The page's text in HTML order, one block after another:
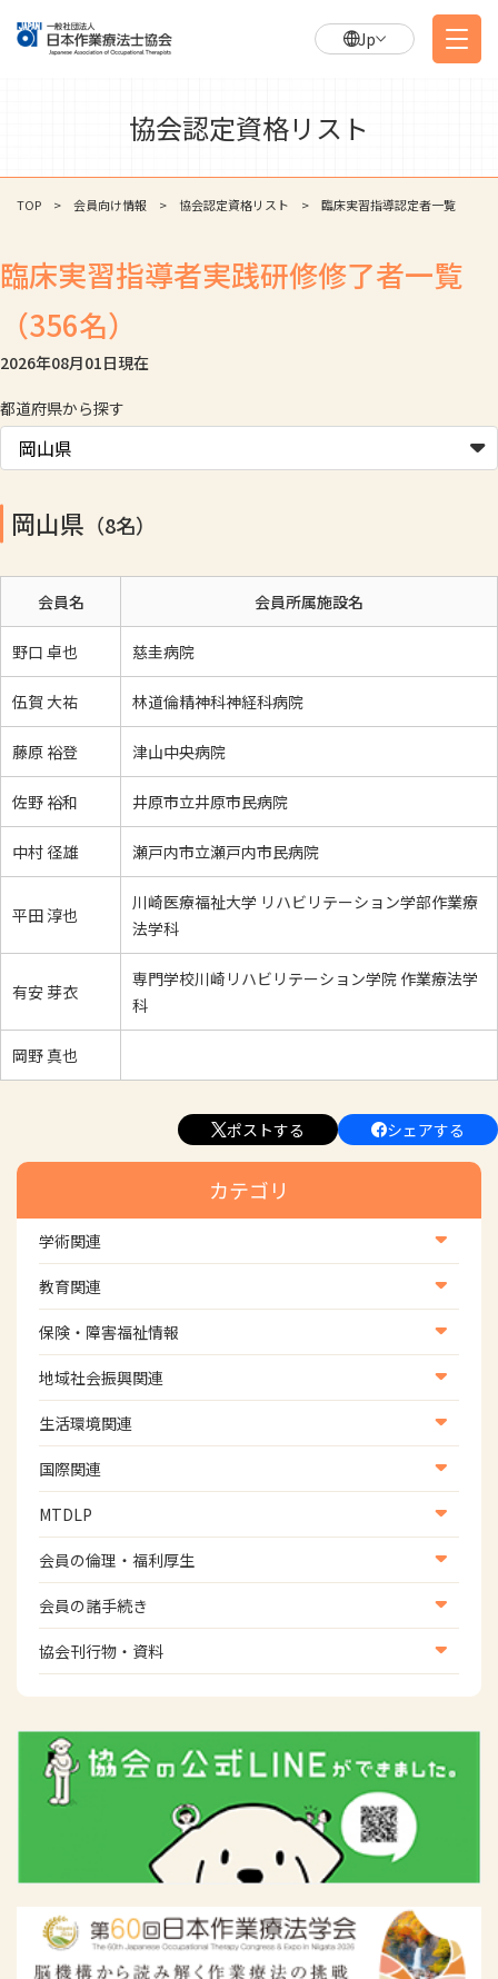
Jp
協会認定資格リスト
TOP 会員向け情報 協会認定資格リスト 臨床実習指導認定者一覧
臨床実習指導者実践研修修了者一覧
（356名）
2026年08月01日現在
都道府県から探す
岡山県 （8名）
会員名 会員所属施設名
野口 卓也 慈圭病院
伍賀 大祐 林道倫精神科神経科病院
藤原 裕登 津山中央病院
佐野 裕和 井原市立井原市民病院
中村 径雄 瀬戸内市立瀬戸内市民病院
平田 淳也
川崎医療福祉大学 リハビリテーション学部作業療
法学科
有安 芽衣
専門学校川崎リハビリテーション学院 作業療法学
科
岡野 真也
ポストする シェアする
カテゴリ
学術関連
学術・研究
学会
学術誌
教育関連
養成教育
生涯教育
研修会
協会認定資格試験・審査会情報
保険・障害福祉情報
医療保険情報
介護保険情報
児童福祉・障害福祉情報
地域社会振興関連
地域社会振興部地域事業支援課【認知症対策班】
地域社会振興部地域事業支援課【地域包括ケア推進班】
地域社会振興部地域事業支援課【運転と地域移動推進
班】
スポーツ振興関連
災害対策関連
生活環境関連
生活環境・福祉用具支援
国際関連
国際関連
WFOT等海外関連情報
MTDLP
MTDLP室
会員の倫理・福利厚生
会員向け団体保険のご案内
女性相談窓口
倫理関連情報
会員の諸手続き
会員の諸手続き
協会刊行物・資料
広報活動について
主な協会資料